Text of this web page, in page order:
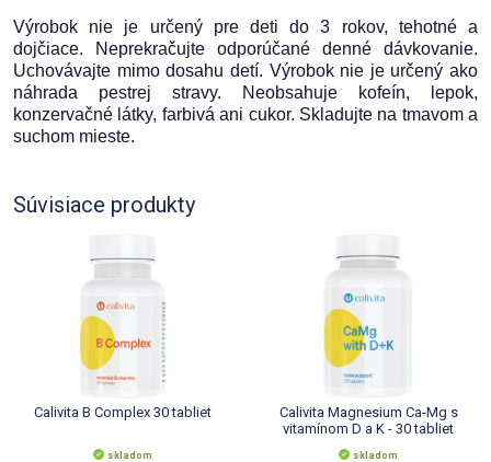
Výrobok nie je určený pre deti do 3 rokov, tehotné a
dojčiace. Neprekračujte odporúčané denné dávkovanie.
Uchovávajte mimo dosahu detí. Výrobok nie je určený ako
náhrada pestrej stravy. Neobsahuje kofeín, lepok,
konzervačné látky, farbivá ani cukor. Skladujte na tmavom a
suchom mieste.
Súvisiace produkty
Calivita B Complex 30 tabliet
skladom
Calivita Magnesium Ca-Mg s
vitamínom D a K - 30 tabliet
skladom